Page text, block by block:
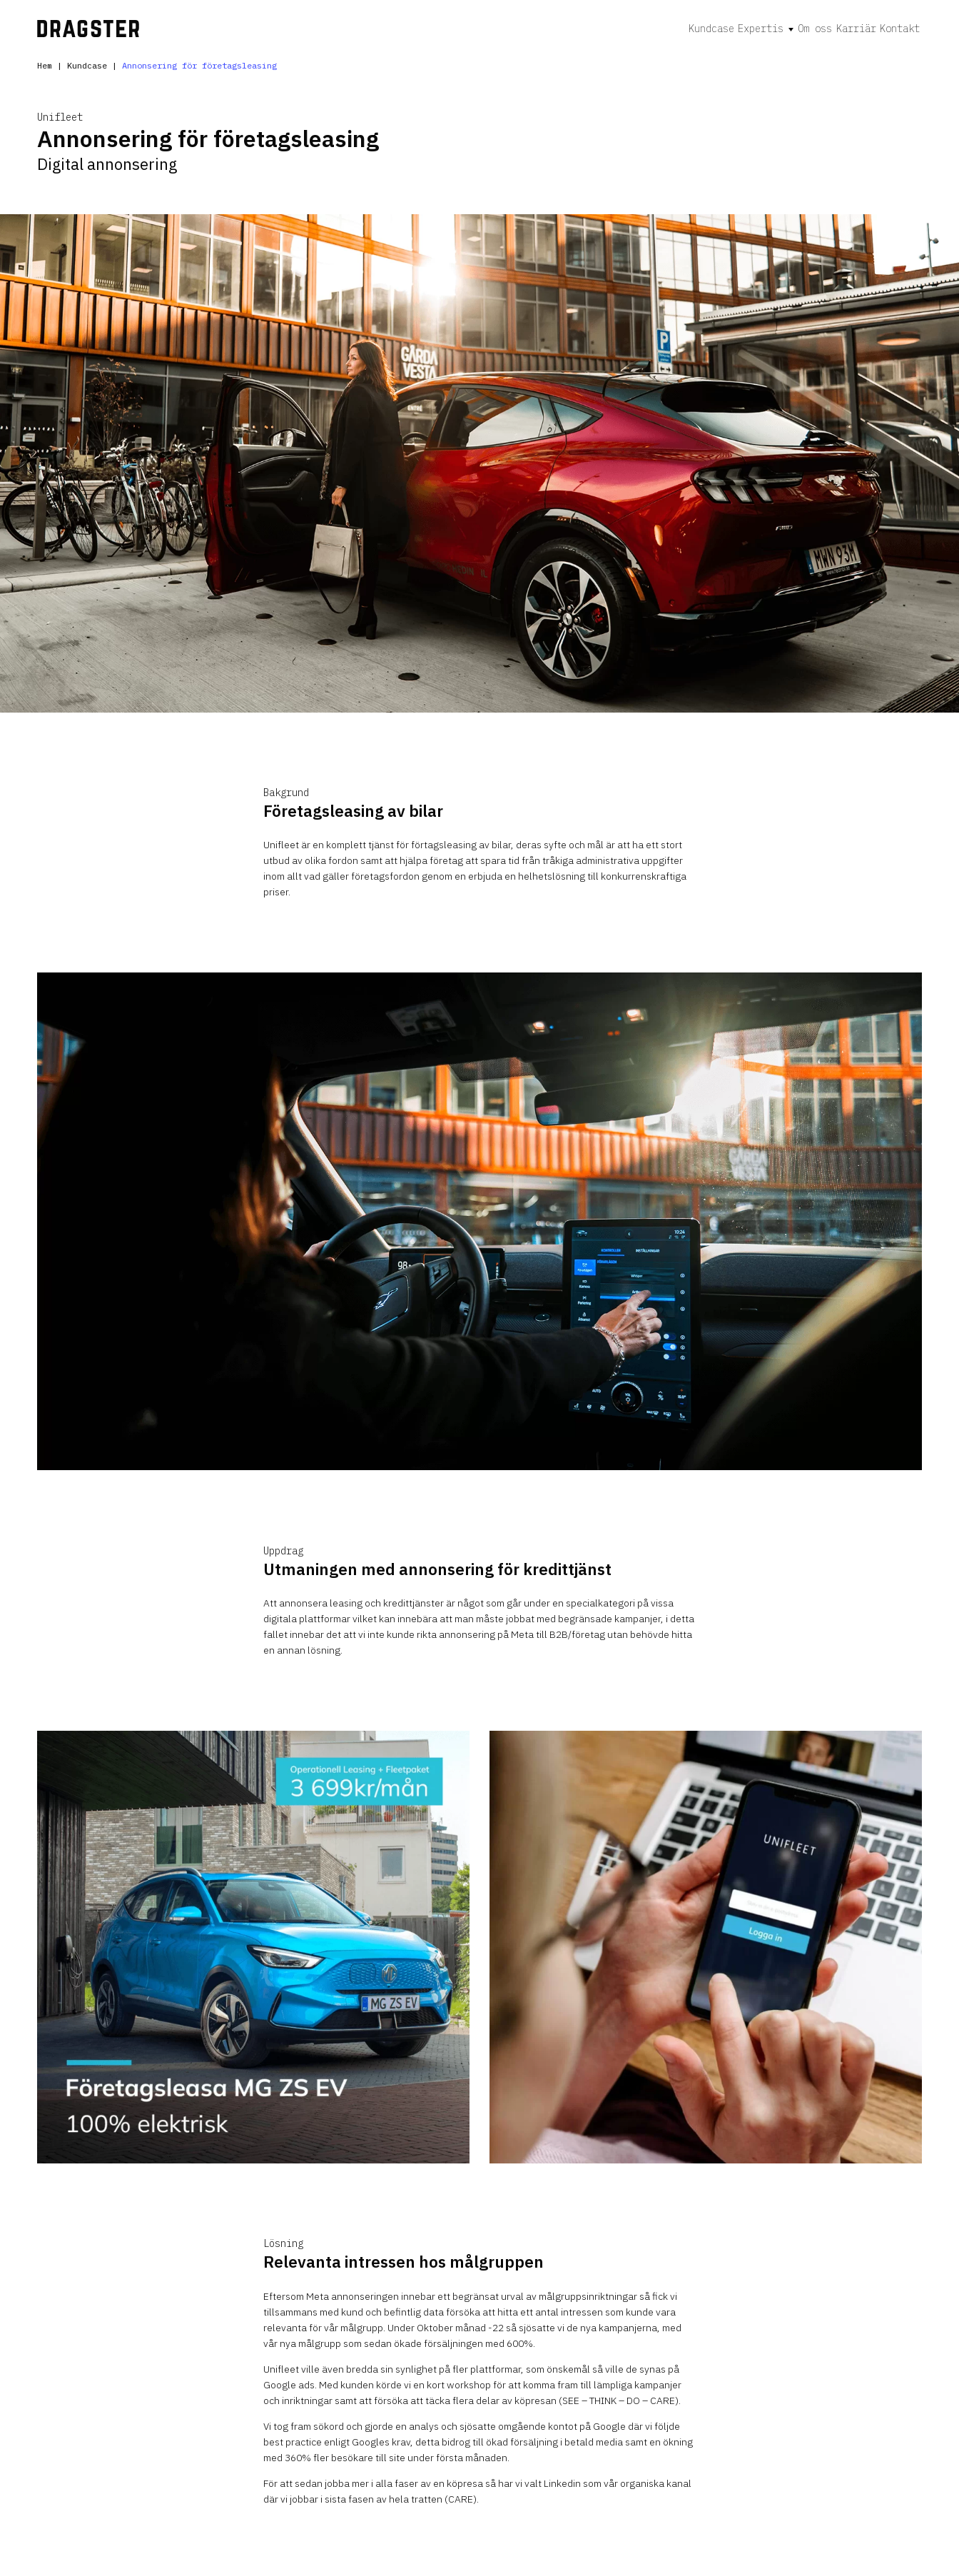
Kundcase Expertis Om oss Karriär Kontakt
Hem | Kundcase | Annonsering för företagsleasing
Unifleet
Annonsering för företagsleasing
Digital annonsering
Bakgrund
Företagsleasing av bilar
Unifleet är en komplett tjänst för förtagsleasing av bilar, deras syfte och mål är att ha ett stort
utbud av olika fordon samt att hjälpa företag att spara tid från tråkiga administrativa uppgifter
inom allt vad gäller företagsfordon genom en erbjuda en helhetslösning till konkurrenskraftiga
priser.
Uppdrag
Utmaningen med annonsering för kredittjänst
Att annonsera leasing och kredittjänster är något som går under en specialkategori på vissa
digitala plattformar vilket kan innebära att man måste jobbat med begränsade kampanjer, i detta
fallet innebar det att vi inte kunde rikta annonsering på Meta till B2B/företag utan behövde hitta
en annan lösning.
Lösning
Relevanta intressen hos målgruppen
Eftersom Meta annonseringen innebar ett begränsat urval av målgruppsinriktningar så fick vi
tillsammans med kund och befintlig data försöka att hitta ett antal intressen som kunde vara
relevanta för vår målgrupp. Under Oktober månad -22 så sjösatte vi de nya kampanjerna, med
vår nya målgrupp som sedan ökade försäljningen med 600%.
Unifleet ville även bredda sin synlighet på fler plattformar, som önskemål så ville de synas på
Google ads. Med kunden körde vi en kort workshop för att komma fram till lämpliga kampanjer
och inriktningar samt att försöka att täcka flera delar av köpresan (SEE – THINK – DO – CARE).
Vi tog fram sökord och gjorde en analys och sjösatte omgående kontot på Google där vi följde
best practice enligt Googles krav, detta bidrog till ökad försäljning i betald media samt en ökning
med 360% fler besökare till site under första månaden.
För att sedan jobba mer i alla faser av en köpresa så har vi valt Linkedin som vår organiska kanal
där vi jobbar i sista fasen av hela tratten (CARE).